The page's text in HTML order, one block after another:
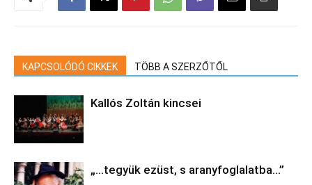
KAPCSOLÓDÓ CIKKEK TÖBB A SZERZŐTŐL
Kallós Zoltán kincsei
„…tegyük ezüst, s aranyfoglalatba…”